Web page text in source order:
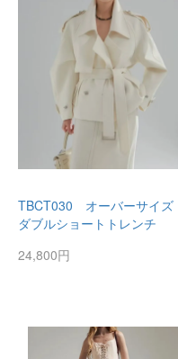
TBCT030 オーバーサイズ
ダブルショートトレンチ
24,800円